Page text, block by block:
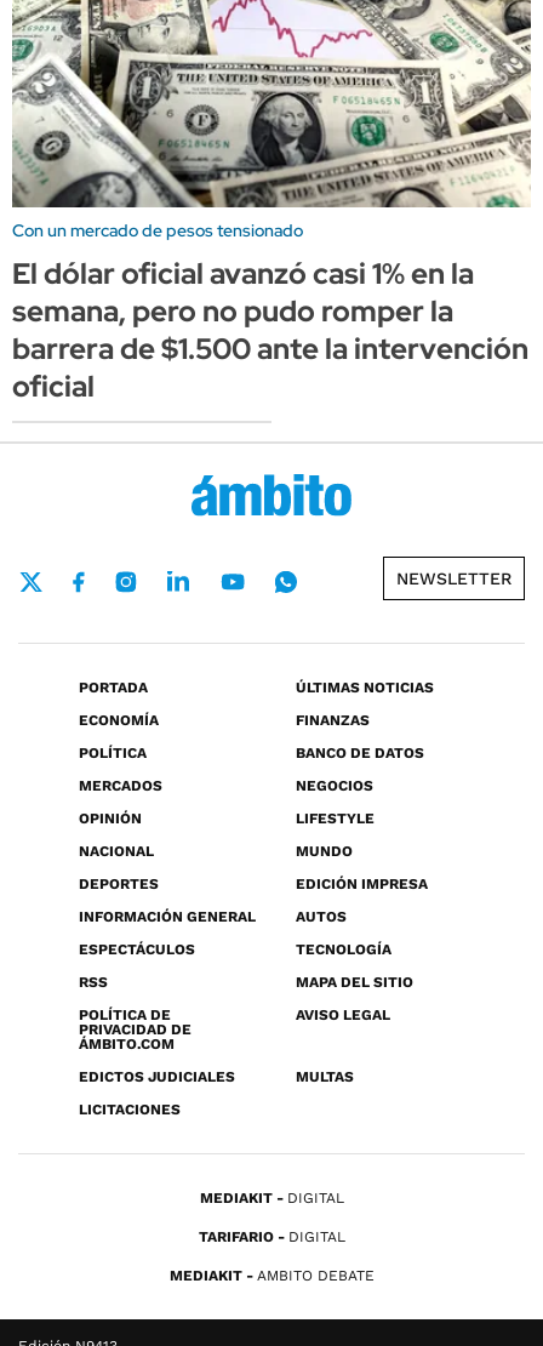
Con un mercado de pesos tensionado
El dólar oficial avanzó casi 1% en la
semana, pero no pudo romper la
barrera de $1.500 ante la intervención
oficial
NEWSLETTER
PORTADA
ÚLTIMAS NOTICIAS
ECONOMÍA
FINANZAS
POLÍTICA
BANCO DE DATOS
MERCADOS
NEGOCIOS
OPINIÓN
LIFESTYLE
NACIONAL
MUNDO
DEPORTES
EDICIÓN IMPRESA
INFORMACIÓN GENERAL
AUTOS
ESPECTÁCULOS
TECNOLOGÍA
RSS
MAPA DEL SITIO
POLÍTICA DE
PRIVACIDAD DE
ÁMBITO.COM
AVISO LEGAL
EDICTOS JUDICIALES
MULTAS
LICITACIONES
MEDIAKIT DIGITAL
TARIFARIO DIGITAL
MEDIAKIT AMBITO DEBATE